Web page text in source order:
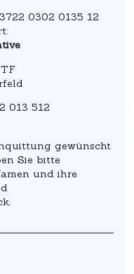
0302 0135 12
013 512
gewünscht
Sie bitte
und ihre